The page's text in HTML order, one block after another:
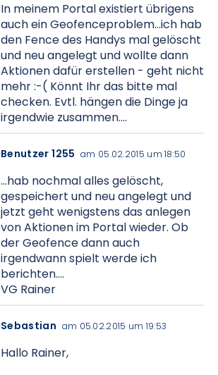
In meinem Portal existiert übrigens
auch ein Geofenceproblem...ich hab
den Fence des Handys mal gelöscht
und neu angelegt und wollte dann
Aktionen dafür erstellen - geht nicht
mehr :-( Könnt Ihr das bitte mal
checken. Evtl. hängen die Dinge ja
irgendwie zusammen....
Benutzer 1255 am 05.02.2015 um 18:50
...hab nochmal alles gelöscht,
gespeichert und neu angelegt und
jetzt geht wenigstens das anlegen
von Aktionen im Portal wieder. Ob
der Geofence dann auch
irgendwann spielt werde ich
berichten....
VG Rainer
Sebastian am 05.02.2015 um 19:53
Hallo Rainer,